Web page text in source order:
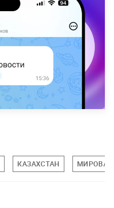
КАЗАХСТАН